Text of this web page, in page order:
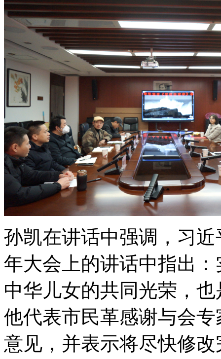
孙凯在讲话中强调，习
年大会上的讲话中指出
中华儿女的共同光荣，
他代表市民革感谢与会
意见，并表示将尽快修